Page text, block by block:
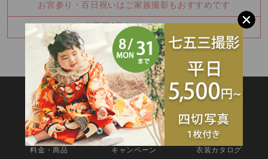
お宮参り・百日祝いはご家族撮影もおすすめです
七五三8月キャンペーン✨
SITEMAP
TOP 新着情報
撮影メニュー
料金・商品
キャンペーン
衣装カタログ